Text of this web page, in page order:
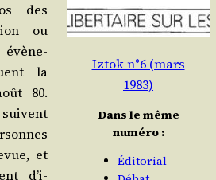
des
ou
évè­ne­
la
80.
et
d’i­
Iztok n°6 (mars
1983)
Dans le même
numéro :
Éditorial